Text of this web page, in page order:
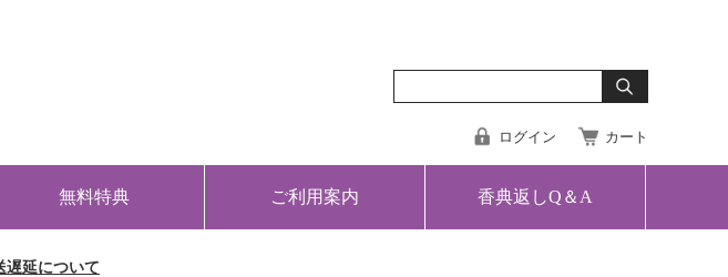
ログイン カート
無料特典 ご利用案内 香典返しQ＆A
遅延について